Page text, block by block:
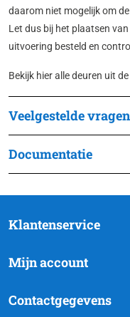
daarom niet mogelijk om
Let dus bij het plaatsen
uitvoering besteld en
Bekijk hier alle deuren uit de
Veelgestelde vragen
Documentatie
Klantenservice
Mijn account
Contactgegevens